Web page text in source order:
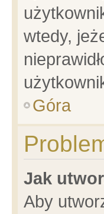
wtedy,
Góra
Jak
Aby